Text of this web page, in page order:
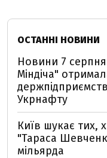
ОСТАННІ НОВИНИ
Новини 7
Міндіча"
Укрнафту
Київ шукає тих,
"Тараса
мільярда